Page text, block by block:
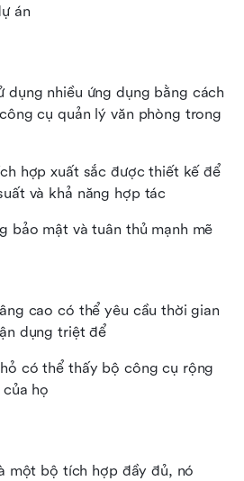
án
dụng nhiều ứng dụng bằng cách
cụ quản lý văn phòng trong
hợp xuất sắc được thiết kế để
và khả năng hợp tác
bảo mật và tuân thủ mạnh mẽ
cao có thể yêu cầu thời gian
dụng triệt để
có thể thấy bộ công cụ rộng
họ
một bộ tích hợp đầy đủ, nó